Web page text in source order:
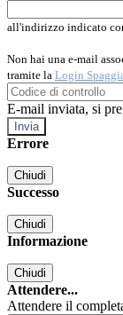
all'indirizzo indicato
Non hai una e-mail
tramite la Login
E-mail inviata, si
Errore
Chiudi
Successo
Chiudi
Informazione
Chiudi
Attendere...
Attendere il